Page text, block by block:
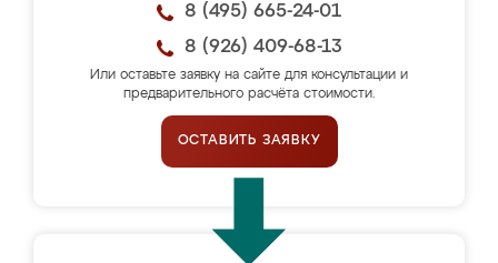
8 (495) 665-24-01
8 (926) 409-68-13
Или оставьте заявку на сайте для консультации и
предварительного расчёта стоимости.
ОСТАВИТЬ ЗАЯВКУ